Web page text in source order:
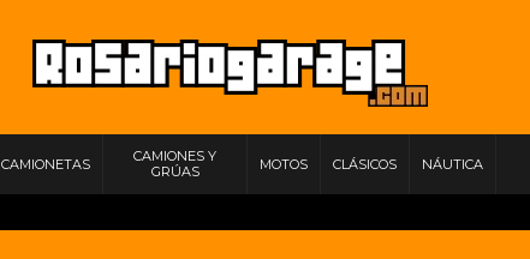
CAMIONETAS
CAMIONES Y
GRÚAS
MOTOS CLÁSICOS NÁUTICA